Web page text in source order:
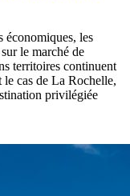
économiques, les
le marché de
territoires continuent
le cas de La Rochelle,
privilégiée